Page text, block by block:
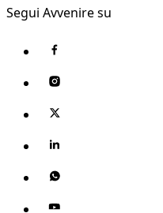
Segui Avvenire su